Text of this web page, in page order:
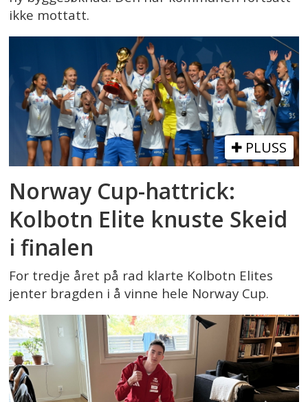
ikke mottatt.
PLUSS
Norway Cup-hattrick:
Kolbotn Elite knuste Skeid
i finalen
For tredje året på rad klarte Kolbotn Elites
jenter bragden i å vinne hele Norway Cup.